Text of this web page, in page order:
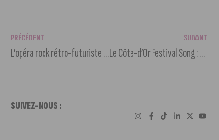
PRÉCÉDENT
L’opéra rock rétro-futuriste « Chamonix » interprété au TDB
SUIVANT
Le Côte-d’Or Festival Song : Un grand show musical ce samedi 7 décembre
SUIVEZ-NOUS :